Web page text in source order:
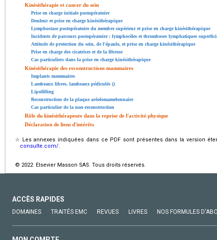
Kinésithérapie et cancer du sein
Prise en charge initiale postopératoire
Douleur et prise en charge kinésithérapique
Lymphostase postopératoire du membre supérieur et prise en charge kinésithérapique
Incidents de parcours postopératoire : lymphocèles et thromboses lymphatiques
Attitude de protection du sein, de l'épaule, et prise en charge kinésithérapique
Prise en charge des cicatrices et de la fibrose
Cas particuliers dans la prise en charge kinésithérapique
Kinésithérapie des reconstructions mammaires
Implants mammaires
Lambeaux libres, lambeaux pédiculés ()
Lipofilling
Reconstruction de la plaque aréolomamelonnaire
Cas particulier de la non-reconstruction
Rôle du kinésithérapeute dans la reprise de l'activité physique
Déclaration de liens d'intérêts
☆
Les annexes indiquées dans ce PDF sont présentes dans la version
consulte.com/.
© 2022 Elsevier Masson SAS. Tous droits réservés.
ACCÈS RAPIDES
DOMAINES TRAITÉS EMC REVUES LIVRES NOS FORMULES